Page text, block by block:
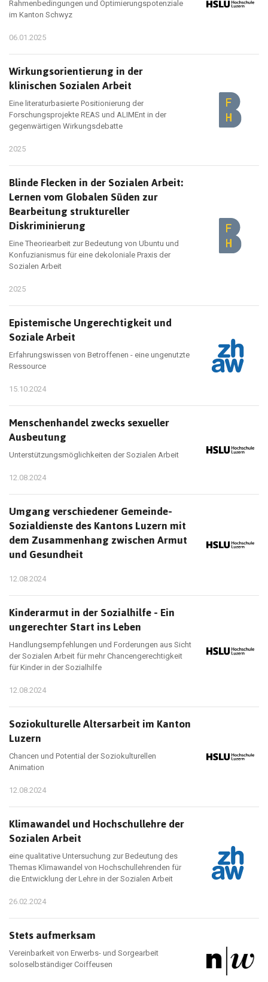
Rahmenbedingungen und Optimierungspotenziale
im Kanton Schwyz
06.01.2025
Wirkungsorientierung in der
klinischen Sozialen Arbeit
Eine literaturbasierte Positionierung der
Forschungsprojekte REAS und ALIMEnt in der
gegenwärtigen Wirkungsdebatte
2025
Blinde Flecken in der Sozialen Arbeit:
Lernen vom Globalen Süden zur
Bearbeitung struktureller
Diskriminierung
Eine Theoriearbeit zur Bedeutung von Ubuntu und
Konfuzianismus für eine dekoloniale Praxis der
Sozialen Arbeit
2025
Epistemische Ungerechtigkeit und
Soziale Arbeit
Erfahrungswissen von Betroffenen - eine ungenutzte
Ressource
15.10.2024
Menschenhandel zwecks sexueller
Ausbeutung
Unterstützungsmöglichkeiten der Sozialen Arbeit
12.08.2024
Umgang verschiedener Gemeinde-
Sozialdienste des Kantons Luzern mit
dem Zusammenhang zwischen Armut
und Gesundheit
12.08.2024
Kinderarmut in der Sozialhilfe - Ein
ungerechter Start ins Leben
Handlungsempfehlungen und Forderungen aus Sicht
der Sozialen Arbeit für mehr Chancengerechtigkeit
für Kinder in der Sozialhilfe
12.08.2024
Soziokulturelle Altersarbeit im Kanton
Luzern
Chancen und Potential der Soziokulturellen
Animation
12.08.2024
Klimawandel und Hochschullehre der
Sozialen Arbeit
eine qualitative Untersuchung zur Bedeutung des
Themas Klimawandel von Hochschullehrenden für
die Entwicklung der Lehre in der Sozialen Arbeit
26.02.2024
Stets aufmerksam
Vereinbarkeit von Erwerbs- und Sorgearbeit
soloselbständiger Coiffeusen